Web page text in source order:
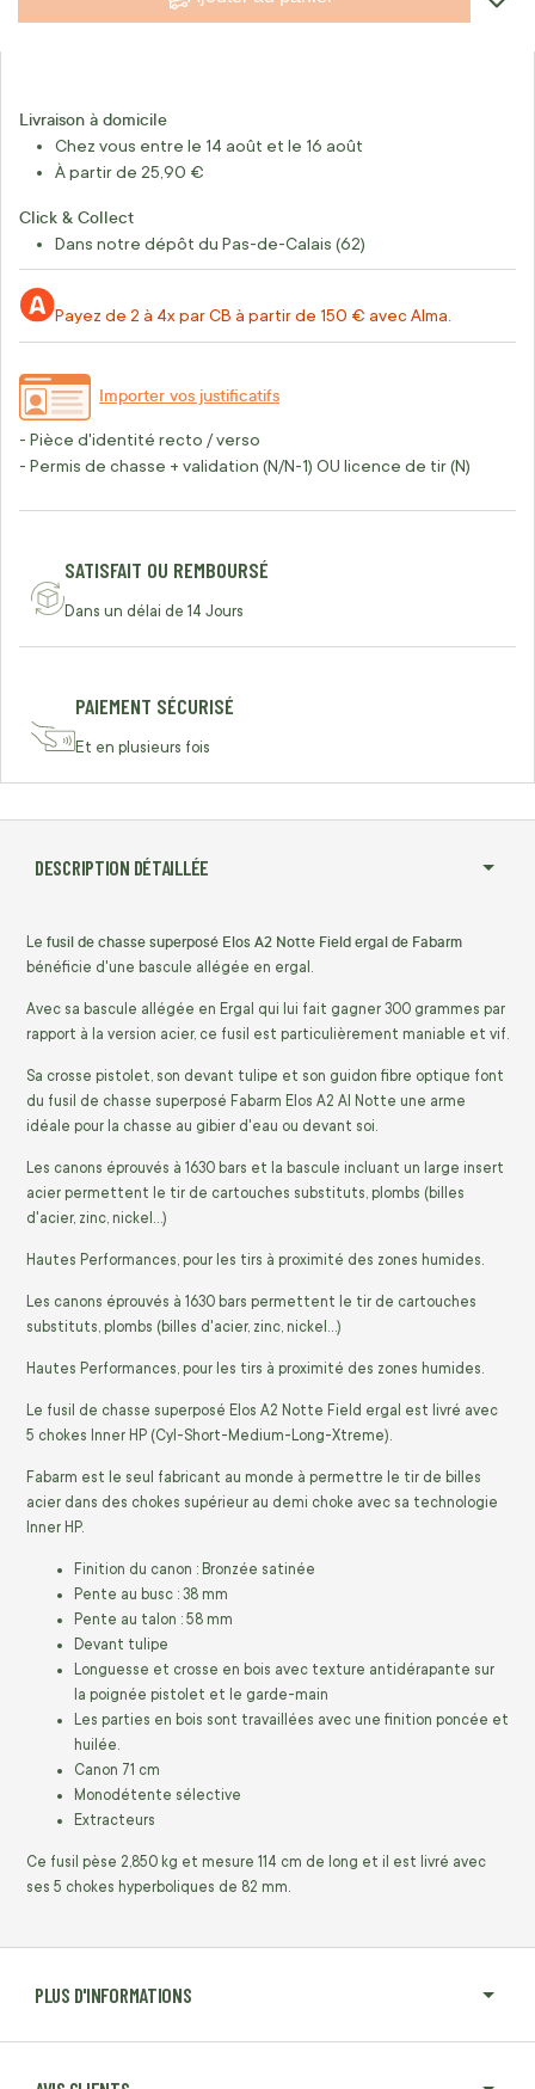
Livraison à domicile
Chez vous entre le 14 août et le 16 août
À partir de 25,90 €
Click & Collect
Dans notre dépôt du Pas-de-Calais (62)
Payez de 2 à 4x par CB à partir de 150 € avec Alma.
Importer vos justificatifs
- Pièce d'identité recto / verso
- Permis de chasse + validation (N/N-1) OU licence de tir (N)
SATISFAIT OU REMBOURSÉ
Dans un délai de 14 Jours
PAIEMENT SÉCURISÉ
Et en plusieurs fois
DESCRIPTION DÉTAILLÉE
PLUS D'INFORMATIONS
Le fusil de chasse superposé Elos A2 Notte Field ergal de Fabarm
bénéficie d'une bascule allégée en ergal.
Avec sa bascule allégée en Ergal qui lui fait gagner 300 grammes par
rapport à la version acier, ce fusil est particulièrement maniable et vif.
Sa crosse pistolet, son devant tulipe et son guidon fibre optique font
du fusil de chasse superposé Fabarm Elos A2 Al Notte une arme
idéale pour la chasse au gibier d'eau ou devant soi.
Les canons éprouvés à 1630 bars et la bascule incluant un large insert
acier permettent le tir de cartouches substituts, plombs (billes
d'acier, zinc, nickel…)
Hautes Performances, pour les tirs à proximité des zones humides.
Les canons éprouvés à 1630 bars permettent le tir de cartouches
substituts, plombs (billes d'acier, zinc, nickel…)
Hautes Performances, pour les tirs à proximité des zones humides.
Le fusil de chasse superposé Elos A2 Notte Field ergal est livré avec
5 chokes Inner HP (Cyl-Short-Medium-Long-Xtreme).
Fabarm est le seul fabricant au monde à permettre le tir de billes
acier dans des chokes supérieur au demi choke avec sa technologie
Inner HP.
Finition du canon : Bronzée satinée
Pente au busc : 38 mm
Pente au talon : 58 mm
Devant tulipe
Longuesse et crosse en bois avec texture antidérapante sur
la poignée pistolet et le garde-main
Les parties en bois sont travaillées avec une finition poncée et
huilée.
Canon 71 cm
Monodétente sélective
Extracteurs
Ce fusil pèse 2,850 kg et mesure 114 cm de long et il est livré avec
ses 5 chokes hyperboliques de 82 mm.